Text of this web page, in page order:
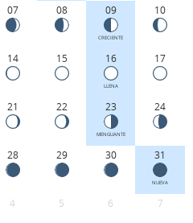
07 08 09
CRECIENTE
10
14 15 16
LLENA
17
21 22 23
MENGUANTE
24
28 29 30 31
NUEVA
4 5 6 7